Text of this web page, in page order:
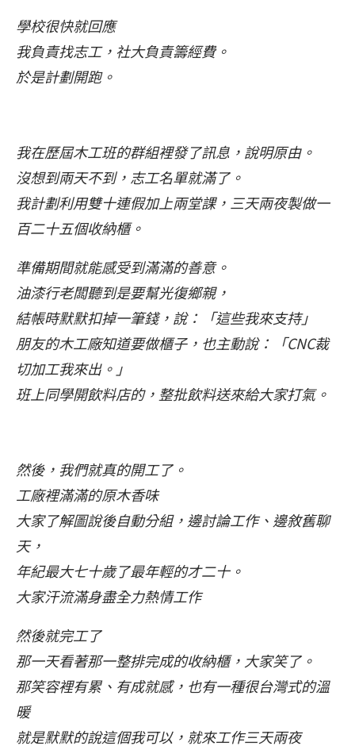
學校很快就回應
我負責找志工，社大負責籌經費。
於是計劃開跑。
我在歷屆木工班的群組裡發了訊息，說明原由。
沒想到兩天不到，志工名單就滿了。
我計劃利用雙十連假加上兩堂課，三天兩夜製做一
百二十五個收納櫃。
準備期間就能感受到滿滿的善意。
油漆行老闆聽到是要幫光復鄉親，
結帳時默默扣掉一筆錢，說：「這些我來支持」
朋友的木工廠知道要做櫃子，也主動說：「CNC裁
切加工我來出。」
班上同學開飲料店的，整批飲料送來給大家打氣。
然後，我們就真的開工了。
工廠裡滿滿的原木香味
大家了解圖說後自動分組，邊討論工作、邊敘舊聊
天，
年紀最大七十歲了最年輕的才二十。
大家汗流滿身盡全力熱情工作
然後就完工了
那一天看著那一整排完成的收納櫃，大家笑了。
那笑容裡有累、有成就感，也有一種很台灣式的溫
暖
就是默默的說這個我可以，就來工作三天兩夜